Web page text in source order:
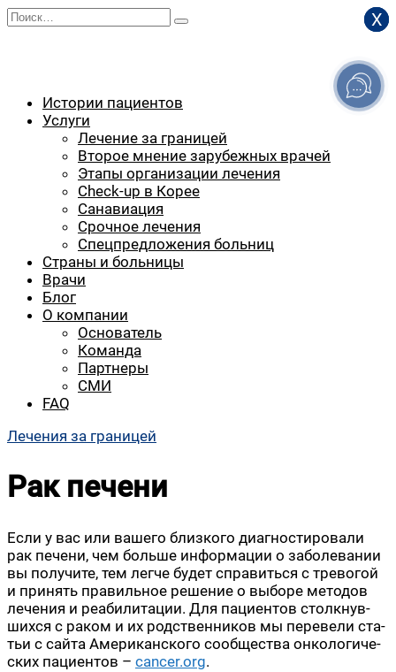
Перейти
Search
Истории пациентов
Услуги
Лечение за границей
Второе мнение зарубежных врачей
Этапы организации лечения
Check-up в Корее
Санавиация
Срочное лечения
Спецпредложения больниц
Страны и больницы
Врачи
Блог
О компании
Основатель
Команда
Партнеры
СМИ
FAQ
Лечения за границей
Рак печени
Если у вас или ваше­го близ­ко­го диа­гно­сти­ро­ва­ли
рак пече­ни, чем боль­ше инфор­ма­ции о забо­ле­ва­нии
вы полу­чи­те, тем лег­че будет спра­вить­ся с тре­во­гой
и при­нять пра­виль­ное реше­ние о выбо­ре мето­дов
лече­ния и реа­би­ли­та­ции. Для паци­ен­тов столк­нув­
ших­ся с раком и их род­ствен­ни­ков мы пере­ве­ли ста­
тьи с сай­та Аме­ри­кан­ско­го сооб­ще­ства онко­ло­ги­че­
ских паци­ен­тов – cancer.org.
Х
Х
Х